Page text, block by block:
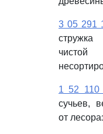
3 05 291
1 52
сучьев,
от